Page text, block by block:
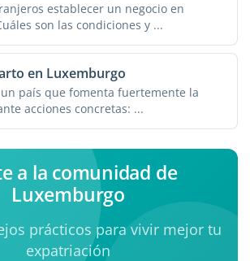
establecer un negocio en
son las condiciones y ...
en Luxemburgo
país que fomenta fuertemente la
acciones concretas: ...
a la comunidad de
Luxemburgo
prácticos para vivir mejor tu
expatriación